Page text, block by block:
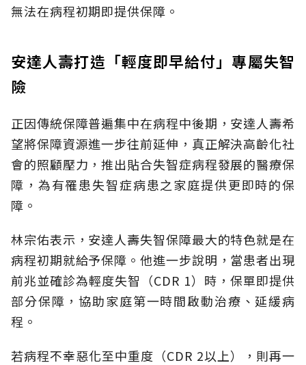
無法在病程初期即提供保障。
安達人壽打造「輕度即早給付」專屬失智
險
正因傳統保障普遍集中在病程中後期，安達人壽希
望將保障資源進一步往前延伸，真正解決高齡化社
會的照顧壓力，推出貼合失智症病程發展的醫療保
障，為有罹患失智症病患之家庭提供更即時的保
障。
林宗佑表示，安達人壽失智保障最大的特色就是在
病程初期就給予保障。他進一步說明，當患者出現
前兆並確診為輕度失智（CDR 1）時，保單即提供
部分保障，協助家庭第一時間啟動治療、延緩病
程。
若病程不幸惡化至中重度（CDR 2以上），則再一